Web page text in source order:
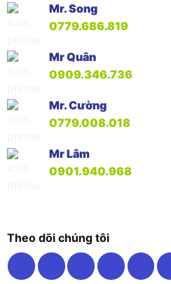
Mr. Song
0779.686.819
Mr Quân
0909.346.736
Mr. Cường
0779.008.018
Mr Lâm
0901.940.968
Theo dõi chúng tôi